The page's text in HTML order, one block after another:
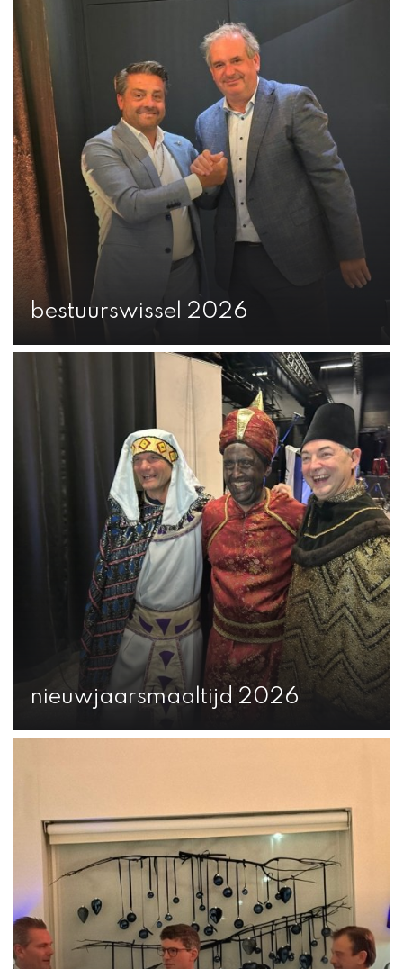
bestuurswissel 2026
nieuwjaarsmaaltijd 2026